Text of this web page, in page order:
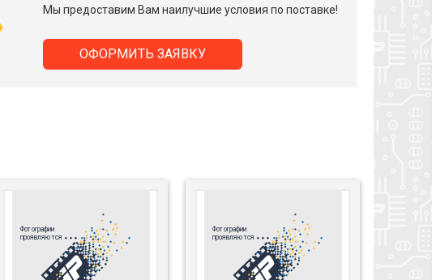
Мы предоставим Вам наилучшие условия по поставке!
ОФОРМИТЬ ЗАЯВКУ